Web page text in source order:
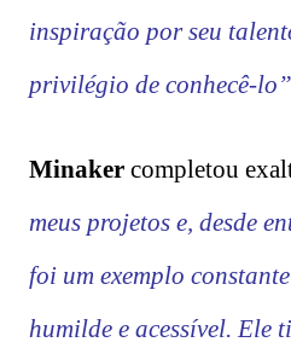
inspiração por seu
privilégio de conhecê-lo”
Minaker completou
meus projetos e, desde
foi um exemplo
humilde e acessível. Ele